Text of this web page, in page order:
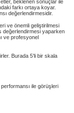
beklenen sonuçlar ile
farkı ortaya koyar.
değerlendirmesidir.
ve önemli geliştirilmesi
değerlendirmesi yaparken
ve profesyonel
Burada 5’li bir skala
performansı ile görüşleri